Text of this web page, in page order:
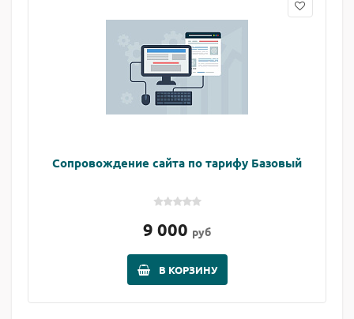
Сопровождение сайта по тарифу Базовый
9 000 руб
В КОРЗИНУ